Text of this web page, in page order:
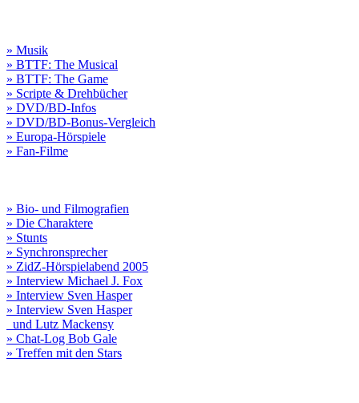
» Musik
» BTTF: The Musical
» BTTF: The Game
» Scripte & Drehbücher
» DVD/BD-Infos
» DVD/BD-Bonus-Vergleich
» Europa-Hörspiele
» Fan-Filme
» Bio- und Filmografien
» Die Charaktere
» Stunts
» Synchronsprecher
» ZidZ-Hörspielabend 2005
» Interview Michael J. Fox
» Interview Sven Hasper
» Interview Sven Hasper
und Lutz Mackensy
» Chat-Log Bob Gale
» Treffen mit den Stars